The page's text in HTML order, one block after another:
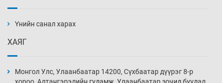
нэмэгджээ
21 цаг 20 мин
Үнийн санал харах
ХАЯГ
Монгол Улс, Улаанбаатар 14200, Сүхбаатар дүүрэг 8-р